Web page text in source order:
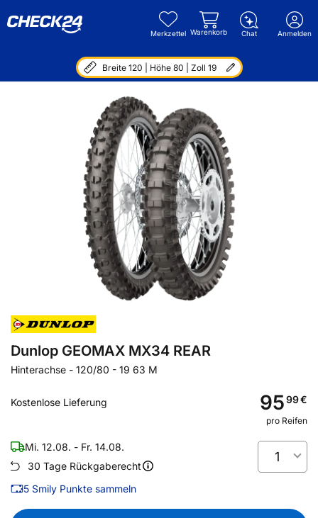
Merkzettel Warenkorb Chat Anmelden
Breite 120 | Höhe 80 | Zoll 19
Dunlop GEOMAX MX34 REAR
Hinterachse - 120/80 - 19 63 M
Kostenlose Lieferung 9599€
pro Reifen
Mi. 12.08. - Fr. 14.08.
30 Tage Rückgaberecht
5 Smily Punkte sammeln
1